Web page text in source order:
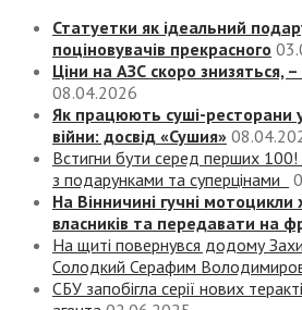
Статуетки як ідеальний
поціновувачів прекрасного
Ціни на АЗС скоро знизяться, –
08.04.2026
Як працюють суші-ресторани
війни: досвід «Сушия»
Встигни бути серед перших 100!
з подарунками та суперцінами
На Вінничині гучні
власників та передавати на
На щиті повернувся додому
Солодкий Серафим
СБУ запобігла серії нових